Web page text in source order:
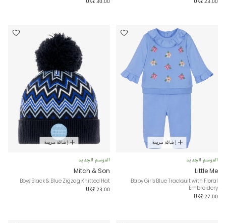
إضافة سريعة
الموسم الجديد
Little Me
Baby Girls Blue Tracksuit with Floral
Embroidery
UK£ 27.00
إضافة سريعة
الموسم الجديد
Mitch & Son
Boys Black & Blue Zigzag Knitted Hat
UK£ 23.00